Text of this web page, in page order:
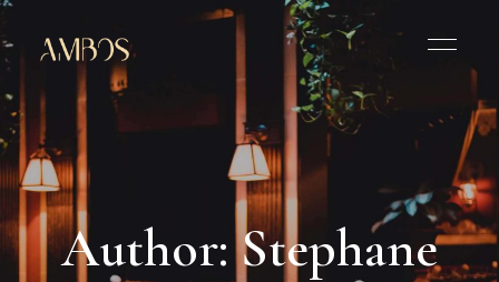
Author: Stephane